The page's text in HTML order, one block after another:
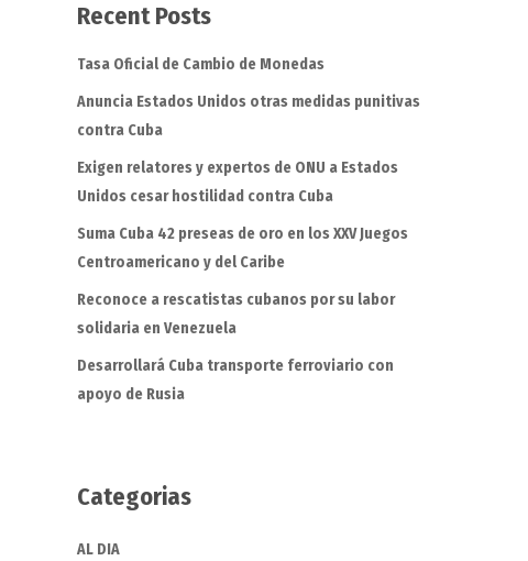
Recent Posts
Tasa Oficial de Cambio de Monedas
Anuncia Estados Unidos otras medidas punitivas
contra Cuba
Exigen relatores y expertos de ONU a Estados
Unidos cesar hostilidad contra Cuba
Suma Cuba 42 preseas de oro en los XXV Juegos
Centroamericano y del Caribe
Reconoce a rescatistas cubanos por su labor
solidaria en Venezuela
Desarrollará Cuba transporte ferroviario con
apoyo de Rusia
Categorias
AL DIA